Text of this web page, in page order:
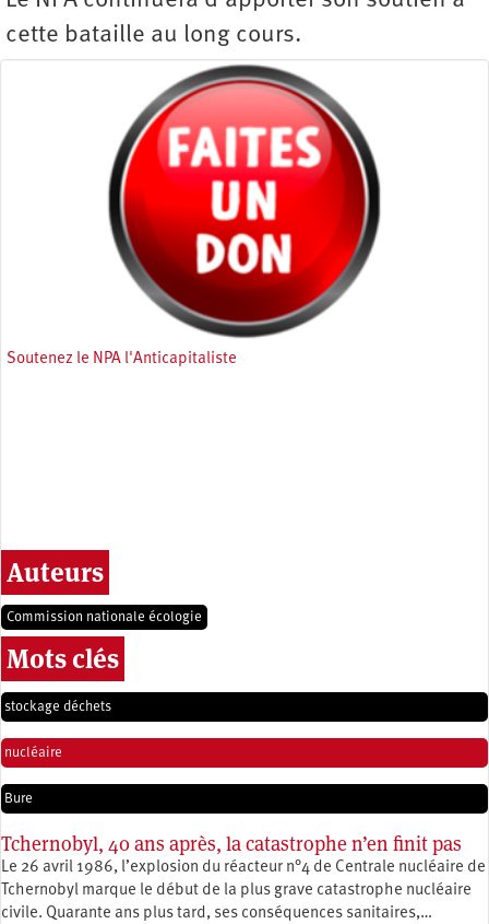
cette bataille au long cours.
Soutenez le NPA l'Anticapitaliste
Auteurs
Commission nationale écologie
Mots clés
stockage déchets
nucléaire
Bure
Tchernobyl, 40 ans après, la catastrophe n’en finit pas
Le 26 avril 1986, l’explosion du réacteur n°4 de Centrale nucléaire de
Tchernobyl marque le début de la plus grave catastrophe nucléaire
civile. Quarante ans plus tard, ses conséquences sanitaires,…